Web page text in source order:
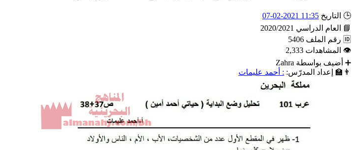
🕒 التاريخ 11:35 2021-02-07
📘
العام الدراسي 2020/2021
🆔 رقم الملف 5406
👁 المشاهدات 2,333
➕ أضيف بواسطة Zahra
👨‍🏫
إعداد المدرّس: : أحمد عليمات